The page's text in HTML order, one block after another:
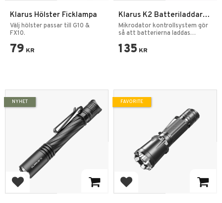
Klarus Hölster Ficklampa
Välj hölster passar till G10 &
FX10.
79 KR
Klarus K2 Batteriladdare
Powerbank
Mikrodator kontrollsystem gör
så att batterierna laddas
135 KR
Add to favorites
NYHET
Add to favorites
FAVORITE